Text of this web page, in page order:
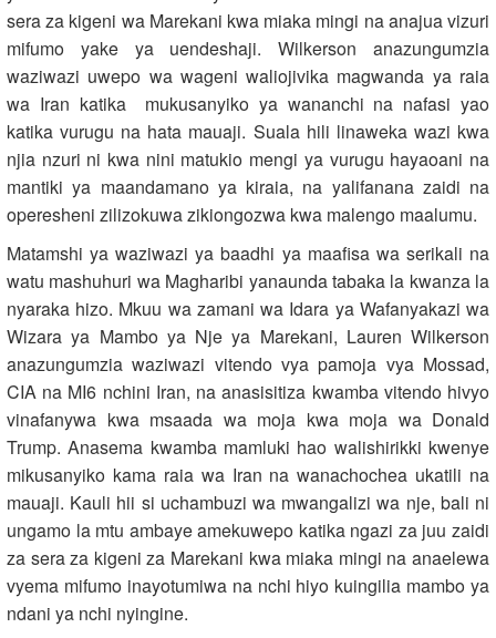
sera za kigeni wa Marekani kwa miaka mingi na anajua vizuri
mifumo yake ya uendeshaji. Wilkerson anazungumzia
waziwazi uwepo wa wageni waliojivika magwanda ya raia
wa Iran katika mukusanyiko ya wananchi na nafasi yao
katika vurugu na hata mauaji. Suala hili linaweka wazi kwa
njia nzuri ni kwa nini matukio mengi ya vurugu hayaoani na
mantiki ya maandamano ya kiraia, na yalifanana zaidi na
operesheni zilizokuwa zikiongozwa kwa malengo maalumu.
Matamshi ya waziwazi ya baadhi ya maafisa wa serikali na
watu mashuhuri wa Magharibi yanaunda tabaka la kwanza la
nyaraka hizo. Mkuu wa zamani wa Idara ya Wafanyakazi wa
Wizara ya Mambo ya Nje ya Marekani, Lauren Wilkerson
anazungumzia waziwazi vitendo vya pamoja vya Mossad,
CIA na MI6 nchini Iran, na anasisitiza kwamba vitendo hivyo
vinafanywa kwa msaada wa moja kwa moja wa Donald
Trump. Anasema kwamba mamluki hao walishirikki kwenye
mikusanyiko kama raia wa Iran na wanachochea ukatili na
mauaji. Kauli hii si uchambuzi wa mwangalizi wa nje, bali ni
ungamo la mtu ambaye amekuwepo katika ngazi za juu zaidi
za sera za kigeni za Marekani kwa miaka mingi na anaelewa
vyema mifumo inayotumiwa na nchi hiyo kuingilia mambo ya
ndani ya nchi nyingine.